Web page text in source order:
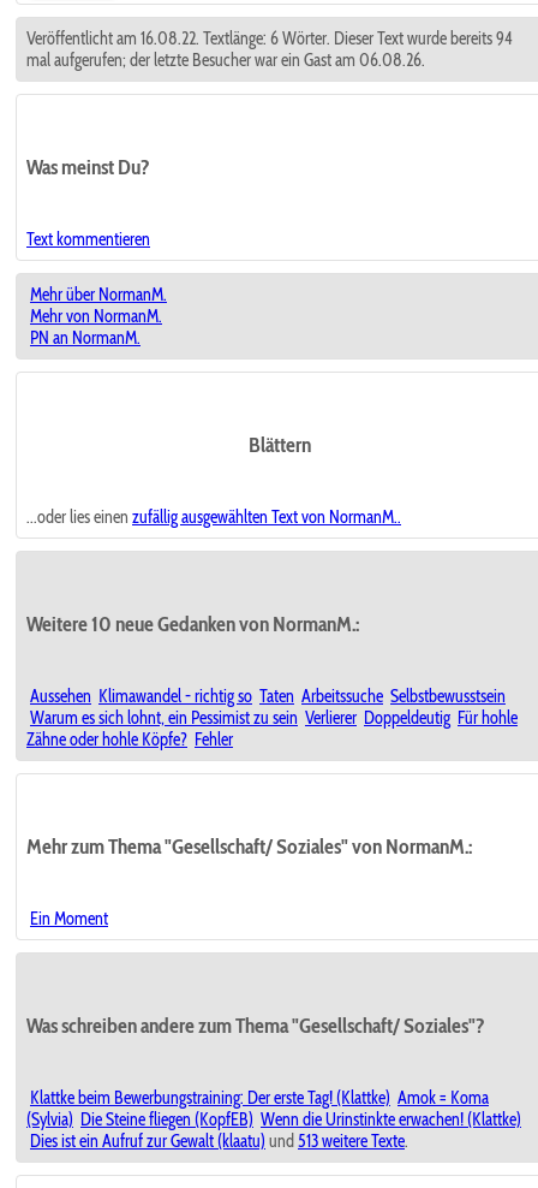
Veröffentlicht am 16.08.22. Textlänge: 6 Wörter. Dieser Text wurde bereits 94
mal aufgerufen; der letzte Besucher war ein Gast am 06.08.26.
Was meinst Du?
Text kommentieren
Mehr über NormanM.
Mehr von NormanM.
PN an NormanM.
Blättern
...oder lies einen zufällig ausgewählten Text von NormanM..
Weitere 10 neue Gedanken von NormanM.:
Aussehen Klimawandel - richtig so Taten Arbeitssuche Selbstbewusstsein
Warum es sich lohnt, ein Pessimist zu sein Verlierer Doppeldeutig Für hohle
Zähne oder hohle Köpfe? Fehler
Mehr zum Thema "Gesellschaft/ Soziales" von NormanM.:
Ein Moment
Was schreiben andere zum Thema "Gesellschaft/ Soziales"?
Klattke beim Bewerbungstraining: Der erste Tag! (Klattke) Amok = Koma
(Sylvia) Die Steine fliegen (KopfEB) Wenn die Urinstinkte erwachen! (Klattke)
Dies ist ein Aufruf zur Gewalt (klaatu) und 513 weitere Texte.